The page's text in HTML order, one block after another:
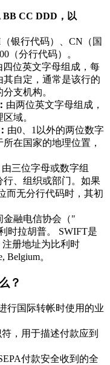
CC DDD，以
银行代码）、CN（国
（分行代码）。
四位英文字母组成，每
自定，通常是该行的
支机构。
由两位英文字母组成，
域。
由0、1以外的两位数字
在国家的地理位置，
由三位字母或数字组
行、组织或部门。如果
而无分行代码时，其初
金融电信协会（"
时拉胡普。 SWIFT是
注册地址为比利时
Belgium。
？
行国际转帐时使用的业
，用于描述付款应到
付款安全收到的全